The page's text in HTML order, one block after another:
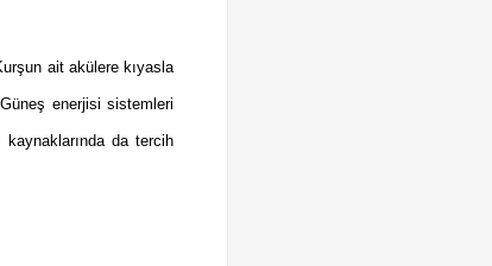
ait akülere kıyasla
enerjisi sistemleri
da tercih